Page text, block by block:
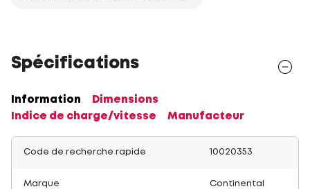
Spécifications
Information
Dimensions
Indice de charge/vitesse
Manufacteur
Code de recherche rapide 10020353
Marque Continental